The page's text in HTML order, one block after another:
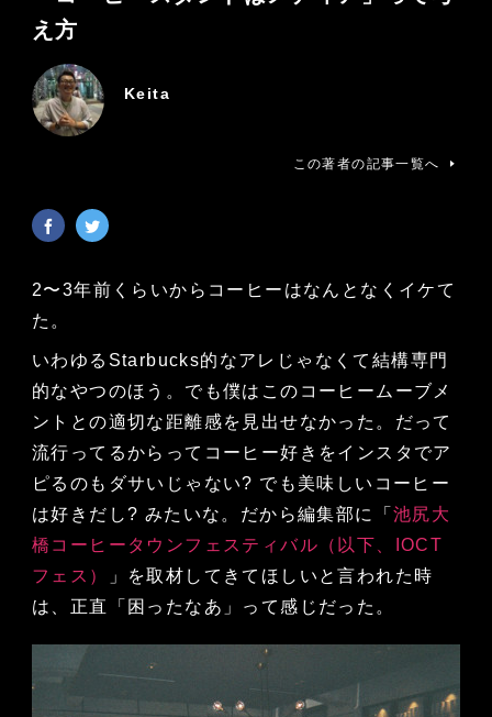
え方
Keita
この著者の記事一覧へ
2〜3年前くらいからコーヒーはなんとなくイケて
た。
いわゆるStarbucks的なアレじゃなくて結構専門
的なやつのほう。でも僕はこのコーヒームーブメ
ントとの適切な距離感を見出せなかった。だって
流行ってるからってコーヒー好きをインスタでア
ピるのもダサいじゃない? でも美味しいコーヒー
は好きだし? みたいな。だから編集部に「 池尻大
橋コーヒータウンフェスティバル（以下、IOCT
フェス）
」を取材してきてほしいと言われた時
は、正直「困ったなあ」って感じだった。